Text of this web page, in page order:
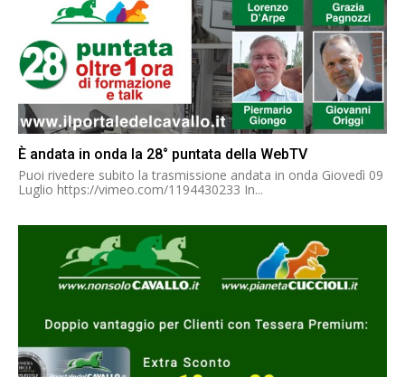
È andata in onda la 28° puntata della WebTV
Puoi rivedere subito la trasmissione andata in onda Giovedì 09
Luglio https://vimeo.com/1194430233 In...